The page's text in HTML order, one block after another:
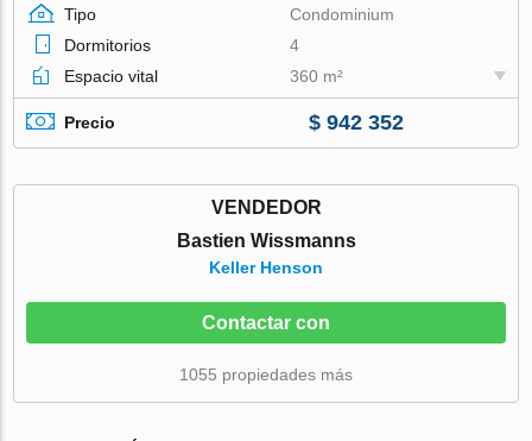
Tipo
Condominium
Dormitorios
4
Espacio vital
360 m²
Precio $ 942 352
VENDEDOR
Bastien Wissmanns
Keller Henson
Contactar con
1055 propiedades más